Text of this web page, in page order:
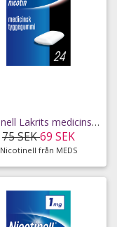
Nicotinell Lakrits medicinskt tuggummi 2 mg 24 st
75 SEK69 SEK
Nicotinell från MEDS